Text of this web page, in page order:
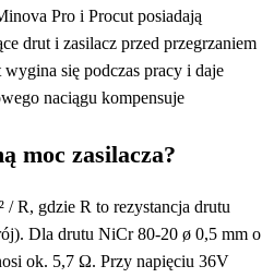
Pro i Procut posiadają
drut i zasilacz przed przegrzaniem
się podczas pracy i daje
naciągu kompensuje
moc zasilacza?
/ R, gdzie R to rezystancja drutu
Dla drutu NiCr 80-20 ø 0,5 mm o
ok. 5,7 Ω. Przy napięciu 36V